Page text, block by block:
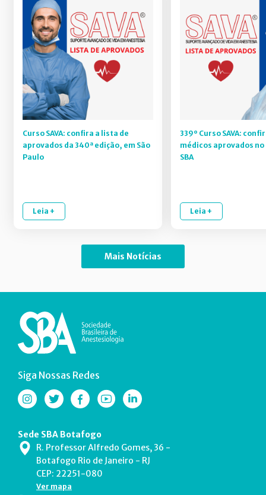
Curso SAVA: confira a lista de
aprovados da 340ª edição, em São
Paulo
Leia +
339º Curso SAVA:
médicos aprovados
SBA
Leia +
Mais Notícias
Siga Nossas Redes
Sede SBA Botafogo
R. Professor Alfredo Gomes, 36 -
Botafogo Rio de Janeiro - RJ
CEP: 22251-080
Ver mapa